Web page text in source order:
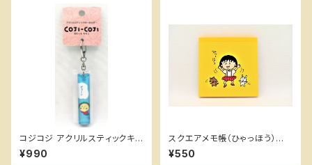
コジコジ アクリルスティックキ
ーホルダー(ビューン) ちびまる
子ちゃんランド
¥990
スクエアメモ帳（ひゃっほう）
ちびまる子ちゃんランド
¥550